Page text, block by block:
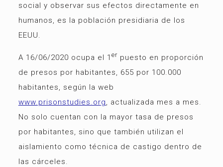
social y observar sus efectos directamente en
humanos, es la población presidiaria de los
EEUU.
A 16/06/2020 ocupa el 1 er puesto en proporción
de presos por habitantes, 655 por 100.000
habitantes, según la web
www.prisonstudies.org, actualizada mes a mes.
No solo cuentan con la mayor tasa de presos
por habitantes, sino que también utilizan el
aislamiento como técnica de castigo dentro de
las cárceles.